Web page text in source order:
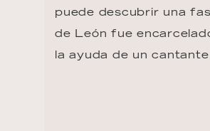
puede descubrir una
de León fue
la ayuda de un